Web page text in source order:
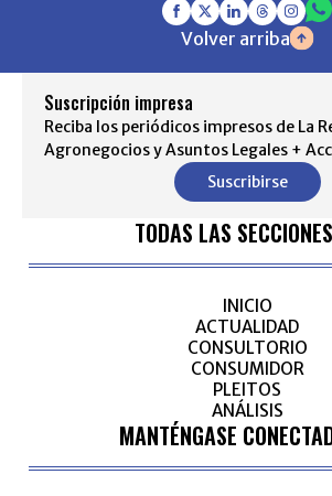
Volver arriba
Suscripción impresa
Reciba los periódicos impresos de La
Agronegocios y Asuntos Legales +
Suscribirse
TODAS LAS SECCIONES
INICIO
ACTUALIDAD
CONSULTORIO
CONSUMIDOR
PLEITOS
ANÁLISIS
MANTÉNGASE